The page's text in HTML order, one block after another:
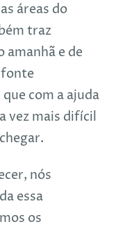
áreas do
traz
amanhã e de
fonte
com a ajuda
vez mais difícil
nós
essa
os